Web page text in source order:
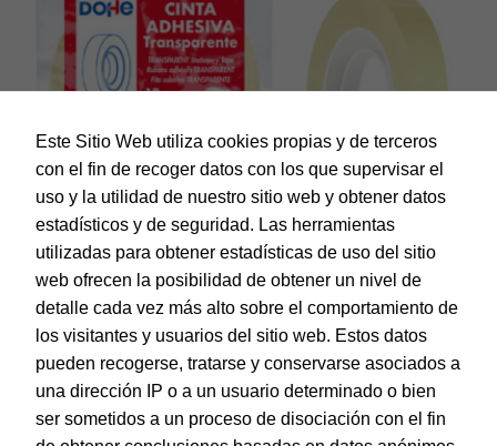
Dohe – Cinta Adhesiva 12 mm x 33 m
EAN: 8421938793116
Este Sitio Web utiliza cookies propias y de terceros
con el fin de recoger datos con los que supervisar el
uso y la utilidad de nuestro sitio web y obtener datos
estadísticos y de seguridad. Las herramientas
utilizadas para obtener estadísticas de uso del sitio
web ofrecen la posibilidad de obtener un nivel de
detalle cada vez más alto sobre el comportamiento de
los visitantes y usuarios del sitio web. Estos datos
pueden recogerse, tratarse y conservarse asociados a
una dirección IP o a un usuario determinado o bien
ser sometidos a un proceso de disociación con el fin